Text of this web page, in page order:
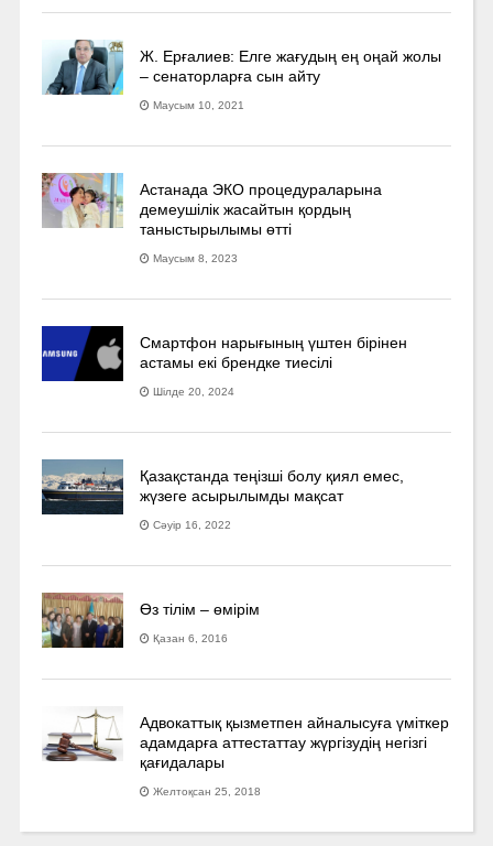
Ж. Ерғалиев: Елге жағудың ең оңай жолы
– сенаторларға сын айту
Маусым 10, 2021
Астанада ЭКО процедураларына
демеушілік жасайтын қордың
таныстырылымы өтті
Маусым 8, 2023
Смартфон нарығының үштен бірінен
астамы екі брендке тиесілі
Шілде 20, 2024
Қазақстанда теңізші болу қиял емес,
жүзеге асырылымды мақсат
Сәуір 16, 2022
Өз тілім – өмірім
Қазан 6, 2016
Адвокаттық қызметпен айналысуға үмiткер
адамдарға аттестаттау жүргізудің негізгі
қағидалары
Желтоқсан 25, 2018